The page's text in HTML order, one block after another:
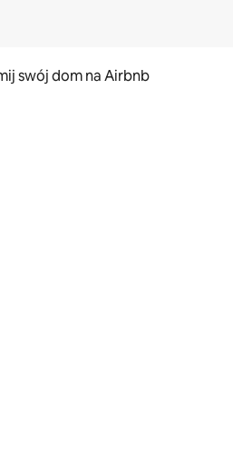
swój dom na Airbnb
przesuwania.